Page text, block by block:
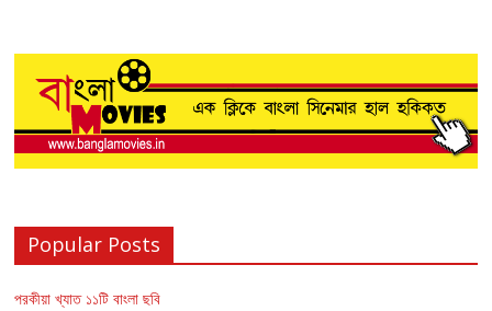
Popular Posts
পরকীয়া খ্যাত ১১টি বাংলা ছবি